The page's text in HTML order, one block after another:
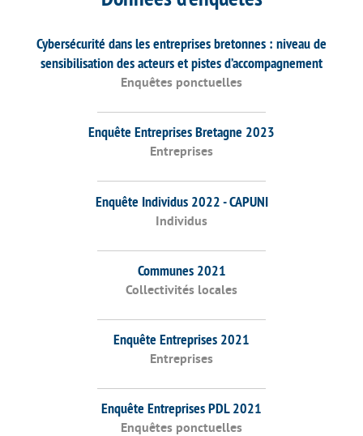
Cybersécurité dans les entreprises bretonnes : niveau de
sensibilisation des acteurs et pistes d’accompagnement
Enquêtes ponctuelles
Enquête Entreprises Bretagne 2023
Entreprises
Enquête Individus 2022 - CAPUNI
Individus
Communes 2021
Collectivités locales
Enquête Entreprises 2021
Entreprises
Enquête Entreprises PDL 2021
Enquêtes ponctuelles